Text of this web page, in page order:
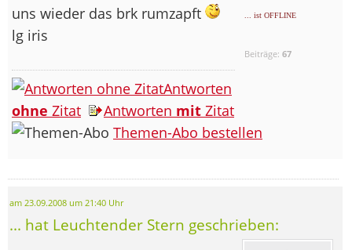
... ist OFFLINE
Beiträge:67
uns wieder das brk rumzapft
lg iris
Antworten
ohne Zitat Antworten mit Zitat
Themen-Abo bestellen
am 23.09.2008 um 21:40 Uhr
... hat Leuchtender Stern geschrieben: